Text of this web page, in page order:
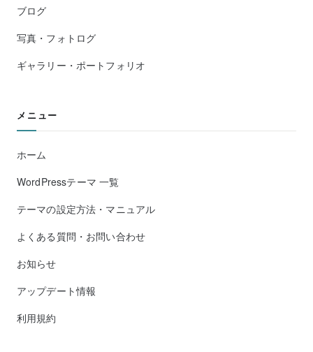
ブログ
写真・フォトログ
ギャラリー・ポートフォリオ
メニュー
ホーム
WordPressテーマ 一覧
テーマの設定方法・マニュアル
よくある質問・お問い合わせ
お知らせ
アップデート情報
利用規約